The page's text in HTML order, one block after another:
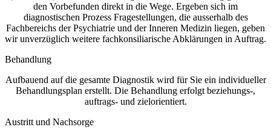
den Vorbefunden direkt in die Wege. Ergeben sich im
diagnostischen Prozess Fragestellungen, die ausserhalb des
Fachbereichs der Psychiatrie und der Inneren Medizin liegen, geben
wir unverzüglich weitere fachkonsiliarische Abklärungen in Auftrag.
Behandlung
Aufbauend auf die gesamte Diagnostik wird für Sie ein individueller
Behandlungsplan erstellt. Die Behandlung erfolgt beziehungs-,
auftrags- und zielorientiert.
Austritt und Nachsorge